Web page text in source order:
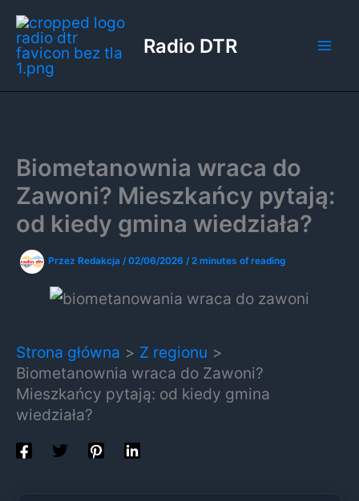
Przejdź
do
treści
Radio DTR
Biometanownia wraca do
Zawoni? Mieszkańcy pytają:
od kiedy gmina wiedziała?
Przez Redakcja /02/06/2026 /2 minutes of reading
Strona główna
Z regionu
Biometanownia wraca do Zawoni?
Mieszkańcy pytają: od kiedy gmina
wiedziała?